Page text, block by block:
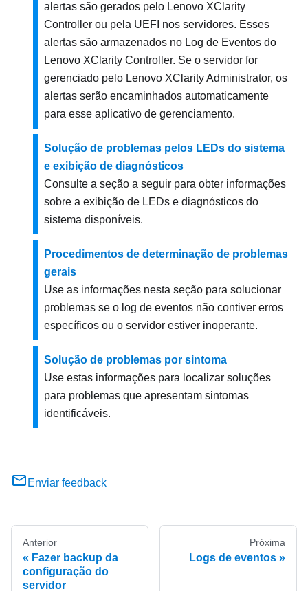
alertas são gerados pelo Lenovo XClarity
Controller ou pela UEFI nos servidores. Esses
alertas são armazenados no Log de Eventos do
Lenovo XClarity Controller. Se o servidor for
gerenciado pelo Lenovo XClarity Administrator, os
alertas serão encaminhados automaticamente
para esse aplicativo de gerenciamento.
Solução de problemas pelos LEDs do sistema
e exibição de diagnósticos
Consulte a seção a seguir para obter informações
sobre a exibição de LEDs e diagnósticos do
sistema disponíveis.
Procedimentos de determinação de problemas
gerais
Use as informações nesta seção para solucionar
problemas se o log de eventos não contiver erros
específicos ou o servidor estiver inoperante.
Solução de problemas por sintoma
Use estas informações para localizar soluções
para problemas que apresentam sintomas
identificáveis.
Enviar feedback
Anterior
Fazer backup da
configuração do
servidor
Próxima
Logs de eventos